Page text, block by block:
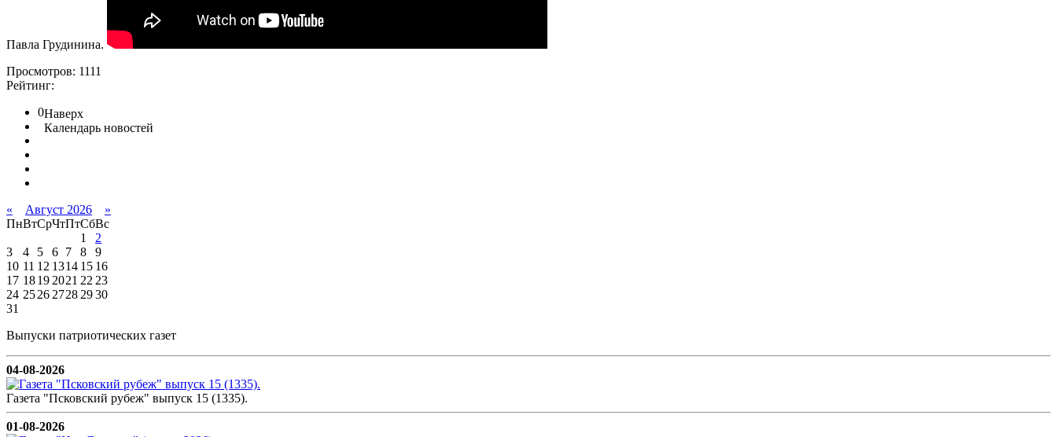
Павла Грудинина.
Просмотров: 1111
Рейтинг:
0Наверх
Календарь новостей
« Август 2026
»
ПнВтСрЧтПтСбВс
1
2
3
4 5 6 7 8
9
10 11 12 1314 15 16
17 18192021 2223
24 252627282930
31
Выпуски патриотических газет
04-08-2026
Газета "Псковский рубеж" выпуск 15 (1335).
01-08-2026